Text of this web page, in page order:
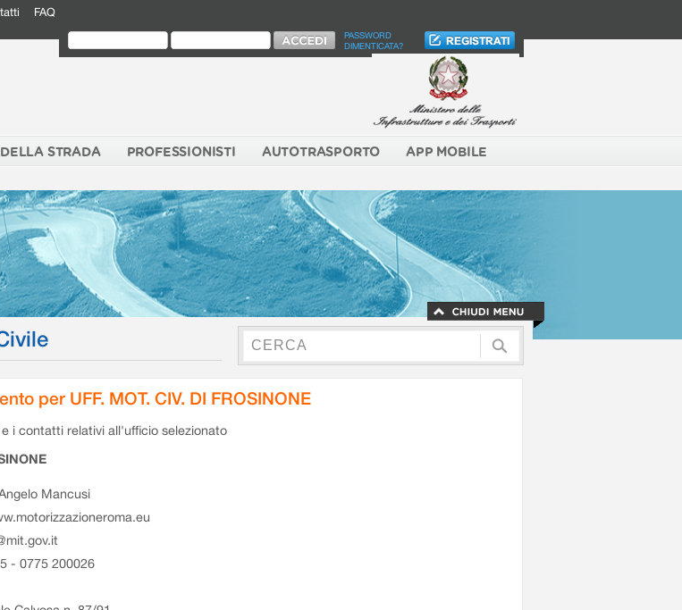
FAQ
PASSWORD
DIMENTICATA?
STRADA PROFESSIONISTI AUTOTRASPORTO APP MOBILE
per UFF. MOT. CIV. DI FROSINONE
i contatti relativi all'ufficio selezionato
Mancusi
- 0775 200026